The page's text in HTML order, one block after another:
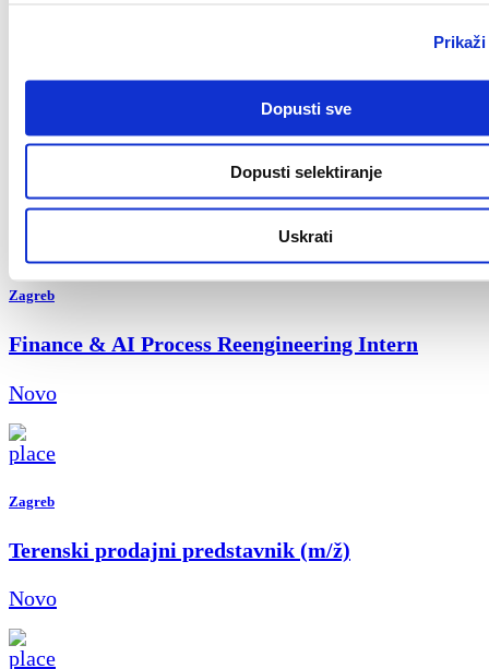
Dopusti sve
Dopusti selektiranje
Uskrati
Key Account Manager (m/ž)
Zagreb
Finance & AI Process Reengineering Intern
Novo
Zagreb
Terenski prodajni predstavnik (m/ž)
Novo